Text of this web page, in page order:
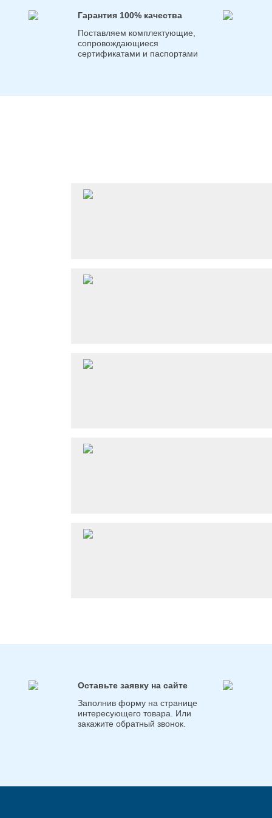
Гарантия 100% качества
Поставляем комплектующие,
сопровождающиеся
сертификатами и паспортами
Оставьте заявку на сайте
Заполнив форму на странице
интересующего товара. Или
закажите обратный звонок.